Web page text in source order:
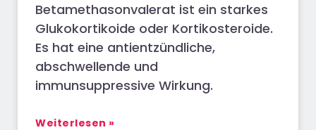
Betamethasonvalerat ist ein starkes
Glukokortikoide oder Kortikosteroide.
Es hat eine antientzündliche,
abschwellende und
immunsuppressive Wirkung.
Weiterlesen »